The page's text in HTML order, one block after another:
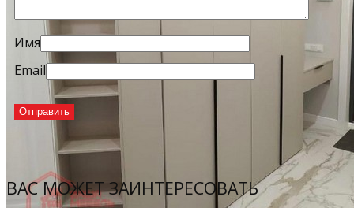
Имя
Email
ВАС МОЖЕТ ЗАИНТЕРЕСОВАТЬ